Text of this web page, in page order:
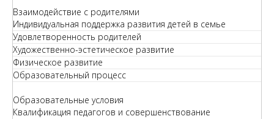
Взаимодействие с родителями
Индивидуальная поддержка развития детей в семье
Удовлетворенность родителей
Художественно-эстетическое развитие
Физическое развитие
Образовательный процесс
Образовательные условия
Квалификация педагогов и совершенствование